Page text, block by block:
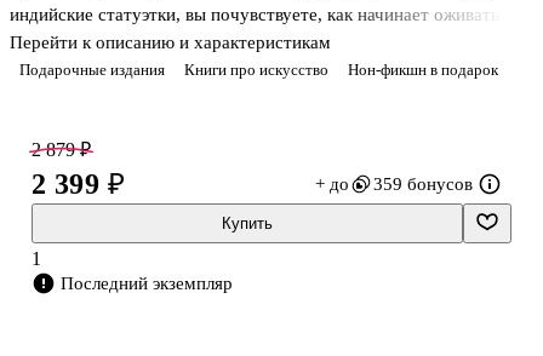
Подарочные издания Книги про искусство Нон-фикшн в подарок
индийские статуэтки, вы почувствуете, как начинает оживать
прошлое. Вы узнаете легенды, связанные с могущественными
царицами Клеопатрой и Семирамидой, побываете в древних
путешественников.
Перейти к описанию и характеристикам
2 879 ₽
2 399 ₽ + до 359 бонусов
Купить
1
Последний экземпляр